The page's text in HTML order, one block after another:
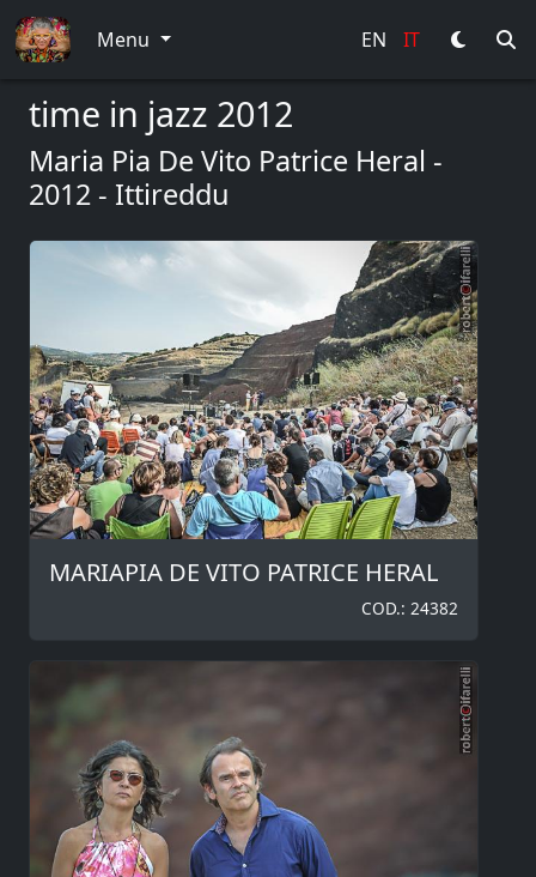
Menu EN IT
time in jazz 2012
Maria Pia De Vito Patrice Heral -
2012 - Ittireddu
MARIAPIA DE VITO PATRICE HERAL
COD.: 24382